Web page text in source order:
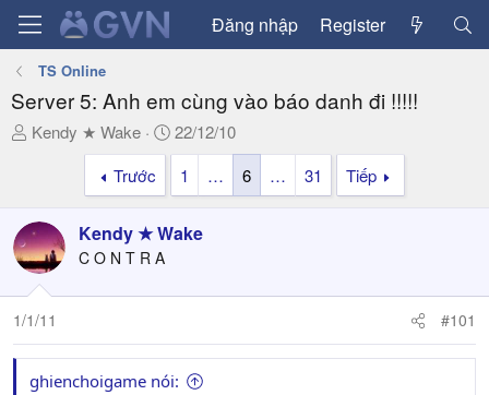
Đăng nhập Register
TS Online
Server 5: Anh em cùng vào báo danh đi !!!!!
T
a
d
s
t
a
t
e
Kendy ★ Wake
N
g
à
y
ử
22/12/10
Trước
1 … 6 … 31 Tiếp
Kendy ★ Wake
C O N T R A
1/1/11 #101
ghienchoigame nói: